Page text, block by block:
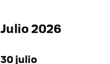
Julio 2026
30 julio